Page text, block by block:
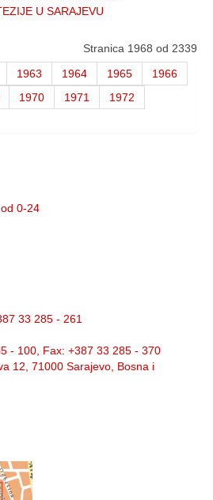
U SARAJEVU
Stranica 1968 od 2339
1963 1964 1965
1966
1970 1971
1972
0-24
33 285 - 261
- 100, Fax: +387 33 285 - 370
12, 71000 Sarajevo, Bosna i